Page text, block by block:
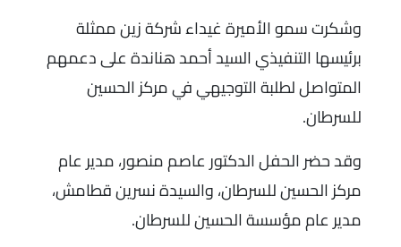
وشكرت سمو الأميرة غيداء شركة زين ممثلة
برئيسها التنفيذي السيد أحمد هناندة على دعمهم
المتواصل لطلبة التوجيهي في مركز الحسين
للسرطان.
وقد حضر الحفل الدكتور عاصم منصور، مدير عام
مركز الحسين للسرطان، والسيدة نسرين قطامش،
مدير عام مؤسسة الحسين للسرطان.